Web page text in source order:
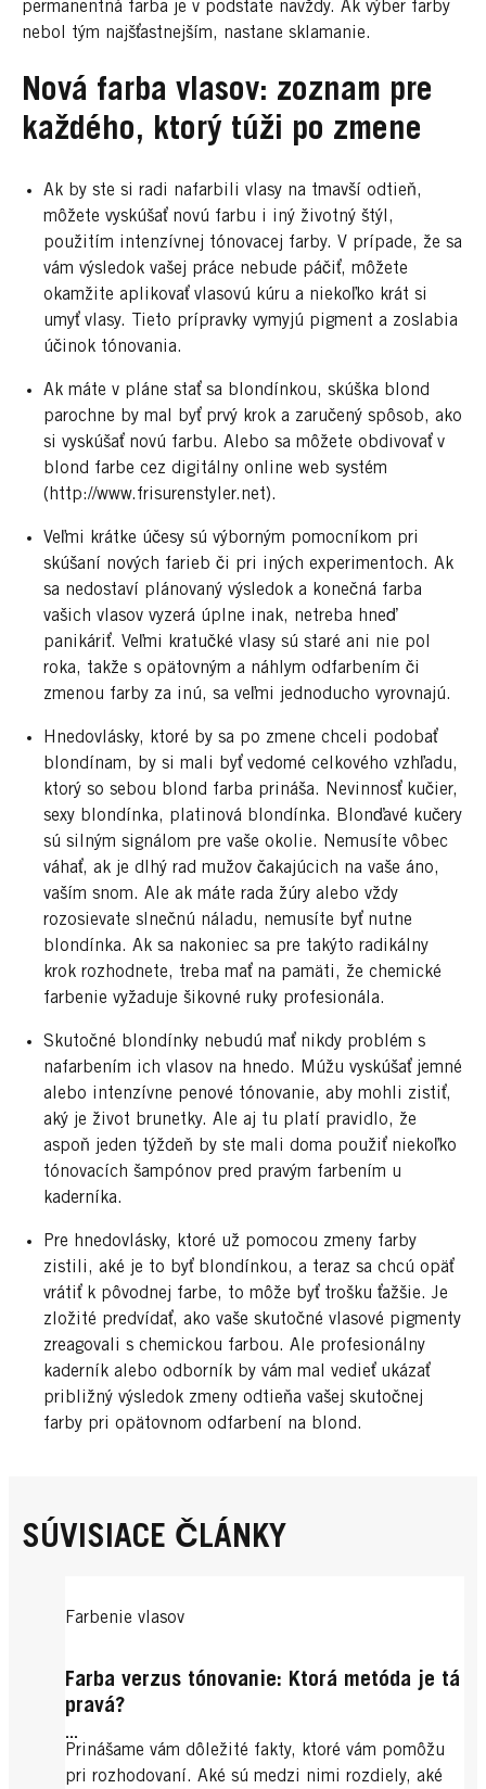
permanentná farba je v podstate navždy. Ak výber farby
nebol tým najšťastnejším, nastane sklamanie.
Nová farba vlasov: zoznam pre
každého, ktorý túži po zmene
Ak by ste si radi nafarbili vlasy na tmavší odtieň,
môžete vyskúšať novú farbu i iný životný štýl,
použitím intenzívnej tónovacej farby. V prípade, že sa
vám výsledok vašej práce nebude páčiť, môžete
okamžite aplikovať vlasovú kúru a niekoľko krát si
umyť vlasy. Tieto prípravky vymyjú pigment a zoslabia
účinok tónovania.
Ak máte v pláne stať sa blondínkou, skúška blond
parochne by mal byť prvý krok a zaručený spôsob, ako
si vyskúšať novú farbu. Alebo sa môžete obdivovať v
blond farbe cez digitálny online web systém
(http://www.frisurenstyler.net).
Veľmi krátke účesy sú výborným pomocníkom pri
skúšaní nových farieb či pri iných experimentoch. Ak
sa nedostaví plánovaný výsledok a konečná farba
vašich vlasov vyzerá úplne inak, netreba hneď
panikáriť. Veľmi kratučké vlasy sú staré ani nie pol
roka, takže s opätovným a náhlym odfarbením či
zmenou farby za inú, sa veľmi jednoducho vyrovnajú.
Hnedovlásky, ktoré by sa po zmene chceli podobať
blondínam, by si mali byť vedomé celkového vzhľadu,
ktorý so sebou blond farba prináša. Nevinnosť kučier,
sexy blondínka, platinová blondínka. Blonďavé kučery
sú silným signálom pre vaše okolie. Nemusíte vôbec
váhať, ak je dlhý rad mužov čakajúcich na vaše áno,
vaším snom. Ale ak máte rada žúry alebo vždy
rozosievate slnečnú náladu, nemusíte byť nutne
blondínka. Ak sa nakoniec sa pre takýto radikálny
krok rozhodnete, treba mať na pamäti, že chemické
farbenie vyžaduje šikovné ruky profesionála.
Skutočné blondínky nebudú mať nikdy problém s
nafarbením ich vlasov na hnedo. Múžu vyskúšať jemné
alebo intenzívne penové tónovanie, aby mohli zistiť,
aký je život brunetky. Ale aj tu platí pravidlo, že
aspoň jeden týždeň by ste mali doma použiť niekoľko
tónovacích šampónov pred pravým farbením u
kaderníka.
Pre hnedovlásky, ktoré už pomocou zmeny farby
zistili, aké je to byť blondínkou, a teraz sa chcú opäť
vrátiť k pôvodnej farbe, to môže byť trošku ťažšie. Je
zložité predvídať, ako vaše skutočné vlasové pigmenty
zreagovali s chemickou farbou. Ale profesionálny
kaderník alebo odborník by vám mal vedieť ukázať
približný výsledok zmeny odtieňa vašej skutočnej
farby pri opätovnom odfarbení na blond.
SÚVISIACE ČLÁNKY
Farbenie vlasov
Farba verzus tónovanie: Ktorá metóda je tá
pravá?
...
Prinášame vám dôležité fakty, ktoré vám pomôžu
pri rozhodovaní. Aké sú medzi nimi rozdiely, aké